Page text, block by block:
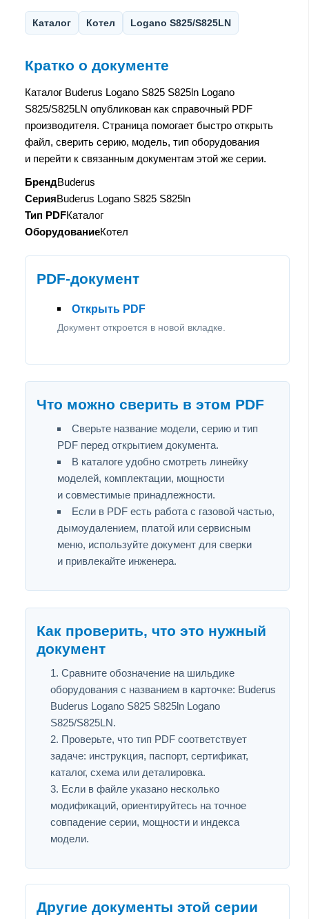
Каталог Котел Logano S825/S825LN
Кратко о документе
Каталог Buderus Logano S825 S825ln Logano
S825/S825LN опубликован как справочный PDF
производителя. Страница помогает быстро открыть
файл, сверить серию, модель, тип оборудования
и перейти к связанным документам этой же серии.
БрендBuderus
СерияBuderus Logano S825 S825ln
Тип PDFКаталог
ОборудованиеКотел
PDF-документ
Открыть PDF
Документ откроется в новой вкладке.
Что можно сверить в этом PDF
Сверьте название модели, серию и тип
PDF перед открытием документа.
В каталоге удобно смотреть линейку
моделей, комплектации, мощности
и совместимые принадлежности.
Если в PDF есть работа с газовой частью,
дымоудалением, платой или сервисным
меню, используйте документ для сверки
и привлекайте инженера.
Как проверить, что это нужный
документ
Сравните обозначение на шильдике
оборудования с названием в карточке: Buderus
Buderus Logano S825 S825ln Logano
S825/S825LN.
Проверьте, что тип PDF соответствует
задаче: инструкция, паспорт, сертификат,
каталог, схема или деталировка.
Если в файле указано несколько
модификаций, ориентируйтесь на точное
совпадение серии, мощности и индекса
модели.
Другие документы этой серии